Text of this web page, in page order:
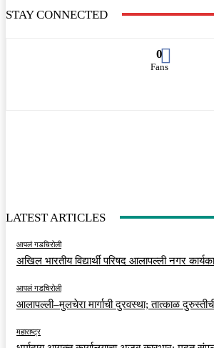
STAY CONNECTED
0
Fans
LATEST ARTICLES
आपलं गडचिरोली
अखिल भारतीय विद्यार्थी परिषद आलापल्ली नगर
आपलं गडचिरोली
आलापल्ली–मुलचेरा मार्गाची दुरवस्था; तात्काळ
महाराष्ट्र